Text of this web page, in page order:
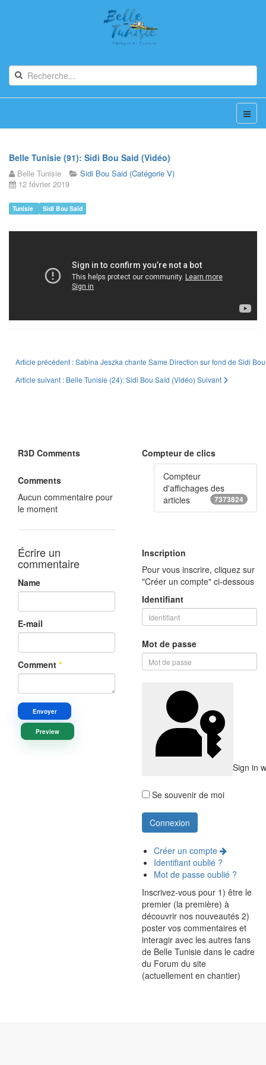
Belle Tunisie (91): Sidi Bou Said (Vidéo)
Belle Tunisie
Sidi Bou Said (Catégorie V)
12 février 2019
Tunisie Sidi Bou Saïd
Article précédent : Sabina Jeszka chante Same Direction sur fond de Sidi
Article suivant : Belle Tunisie (24): Sidi Bou Saïd (Vidéo) Suivant
R3D Comments
Comments
Aucun commentaire pour
le moment
Écrire un
commentaire
Name
E-mail
Comment *
Envoyer
Preview
Compteur de clics
Compteur
d'affichages des
articles
7373824
Inscription
Pour vous inscrire, cliquez sur
"Créer un compte" ci-dessous
Identifiant
Mot de passe
Sign in
Se souvenir de moi
Créer un compte
Identifiant oublié ?
Mot de passe oublié ?
Inscrivez-vous pour 1) être le
premier (la première) à
découvrir nos nouveautés 2)
poster vos commentaires et
interagir avec les autres fans
de Belle Tunisie dans le cadre
du Forum du site
(actuellement en chantier)